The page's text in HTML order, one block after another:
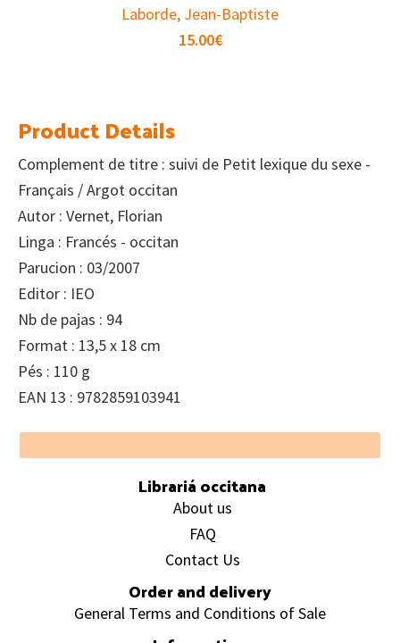
Laborde, Jean-Baptiste
15.00€
Product Details
Complement de titre : suivi de Petit lexique du sexe -
Français / Argot occitan
Autor : Vernet, Florian
Linga : Francés - occitan
Parucion : 03/2007
Editor : IEO
Nb de pajas : 94
Format : 13,5 x 18 cm
Pés : 110 g
EAN 13 : 9782859103941
Footer
Librariá occitana
About us
FAQ
Contact Us
Order and delivery
General Terms and Conditions of Sale